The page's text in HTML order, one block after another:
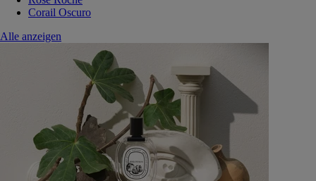
Corail Oscuro
Alle anzeigen